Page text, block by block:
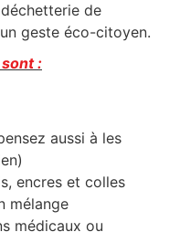
de
geste éco-citoyen.
:
aussi à les
encres et colles
mélange
médicaux ou